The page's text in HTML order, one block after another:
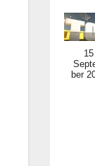
15
ber